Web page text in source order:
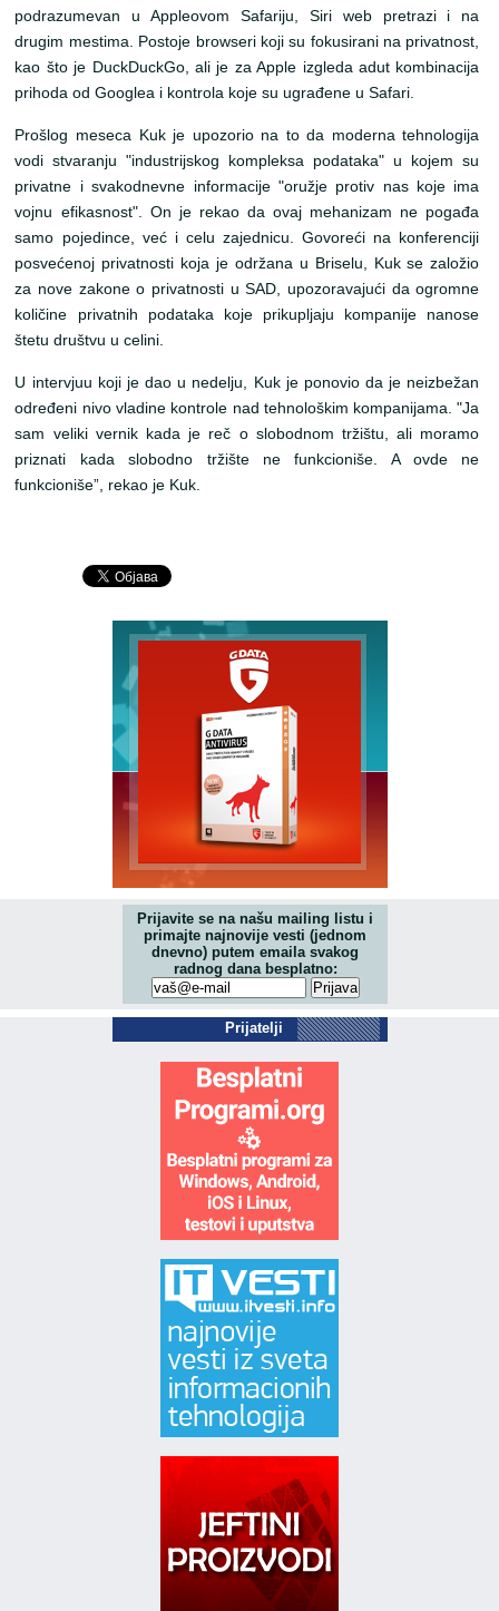
podrazumevan u Appleovom Safariju, Siri web pretrazi i na
drugim mestima. Postoje browseri koji su fokusirani na privatnost,
kao što je DuckDuckGo, ali je za Apple izgleda adut kombinacija
prihoda od Googlea i kontrola koje su ugrađene u Safari.
Prošlog meseca Kuk je upozorio na to da moderna tehnologija
vodi stvaranju "industrijskog kompleksa podataka" u kojem su
privatne i svakodnevne informacije "oružje protiv nas koje ima
vojnu efikasnost". On je rekao da ovaj mehanizam ne pogađa
samo pojedince, već i celu zajednicu. Govoreći na konferenciji
posvećenoj privatnosti koja je održana u Briselu, Kuk se založio
za nove zakone o privatnosti u SAD, upozoravajući da ogromne
količine privatnih podataka koje prikupljaju kompanije nanose
štetu društvu u celini.
U intervjuu koji je dao u nedelju, Kuk je ponovio da je neizbežan
određeni nivo vladine kontrole nad tehnološkim kompanijama. "Ja
sam veliki vernik kada je reč o slobodnom tržištu, ali moramo
priznati kada slobodno tržište ne funkcioniše. A ovde ne
funkcioniše”, rekao je Kuk.
Prijavite se na našu mailing listu i
primajte najnovije vesti (jednom
dnevno) putem emaila svakog
radnog dana besplatno:
Prijatelji